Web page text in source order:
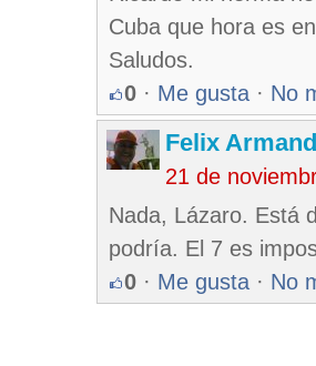
Cuba que hora es
Saludos.
0 · Me gusta · No
Felix
21 de
Nada, Lázaro. Está
podría. El 7 es
0 · Me gusta · No